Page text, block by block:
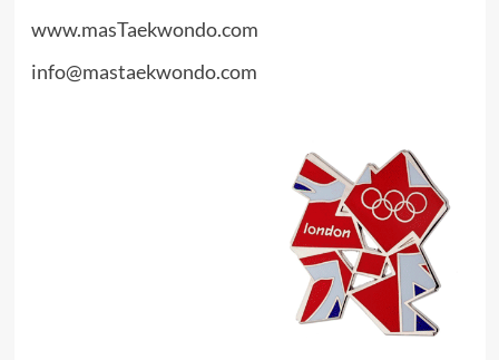
www.masTaekwondo.com
info@mastaekwondo.com